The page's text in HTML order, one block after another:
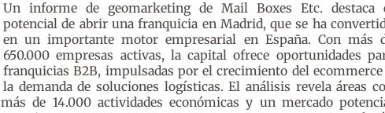
Un informe de geomarketing de Mail Boxes Etc. destaca
potencial de abrir una franquicia en Madrid, que se ha
en un importante motor empresarial en España. Con más
650.000 empresas activas, la capital ofrece oportunidades
franquicias B2B, impulsadas por el crecimiento del
la demanda de soluciones logísticas. El análisis revela áreas
más de 14.000 actividades económicas y un mercado